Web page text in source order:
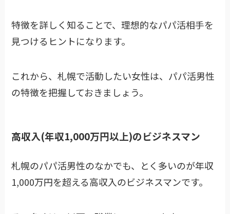
特徴を詳しく知ることで、理想的なパパ活相手を
見つけるヒントになります。
これから、札幌で活動したい女性は、パパ活男性
の特徴を把握しておきましょう。
高収入(年収1,000万円以上)のビジネスマン
札幌のパパ活男性のなかでも、とく多いのが年収
1,000万円を超える高収入のビジネスマンです。